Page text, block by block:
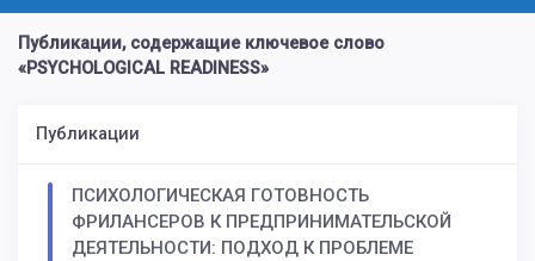
Публикации, содержащие ключевое слово
«PSYCHOLOGICAL READINESS»
Публикации
ПСИХОЛОГИЧЕСКАЯ ГОТОВНОСТЬ
ФРИЛАНСЕРОВ К ПРЕДПРИНИМАТЕЛЬСКОЙ
ДЕЯТЕЛЬНОСТИ: ПОДХОД К ПРОБЛЕМЕ